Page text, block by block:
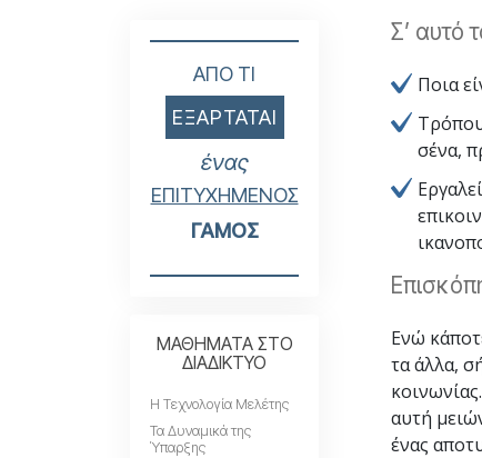
Σ’ αυτό
Ποια
σένα,
Ενώ
τα άλλα,
αυτή
ένας
ΑΠΟ ΤΙ
ΕΞΑΡΤΑΤΑΙ
ένας
ΕΠΙΤΥΧΗΜΕΝΟΣ
ΓΑΜΟΣ
ΜΑΘΗΜΑΤΑ ΣΤΟ
ΔΙΑΔΙΚΤΥΟ
Η Τεχνολογία Μελέτης
Τα Δυναμικά της
Ύπαρξης